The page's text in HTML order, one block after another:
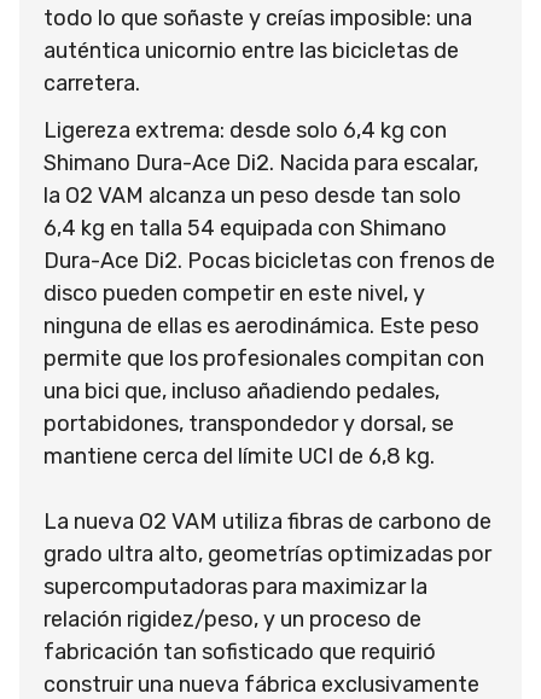
todo lo que soñaste y creías imposible: una
auténtica unicornio entre las bicicletas de
carretera.
Ligereza extrema: desde solo 6,4 kg con
Shimano Dura-Ace Di2. Nacida para escalar,
la O2 VAM alcanza un peso desde tan solo
6,4 kg en talla 54 equipada con Shimano
Dura-Ace Di2. Pocas bicicletas con frenos de
disco pueden competir en este nivel, y
ninguna de ellas es aerodinámica. Este peso
permite que los profesionales compitan con
una bici que, incluso añadiendo pedales,
portabidones, transpondedor y dorsal, se
mantiene cerca del límite UCI de 6,8 kg.
La nueva O2 VAM utiliza fibras de carbono de
grado ultra alto, geometrías optimizadas por
supercomputadoras para maximizar la
relación rigidez/peso, y un proceso de
fabricación tan sofisticado que requirió
construir una nueva fábrica exclusivamente